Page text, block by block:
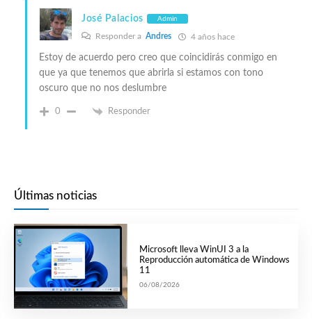
José Palacios Admin
Responder a Andres 4 años hace
Estoy de acuerdo pero creo que coincidirás conmigo en
que ya que tenemos que abrirla si estamos con tono
oscuro que no nos deslumbre
0 Responder
Últimas noticias
Microsoft lleva WinUI 3 a la
Reproducción automática de Windows
11
06/08/2026